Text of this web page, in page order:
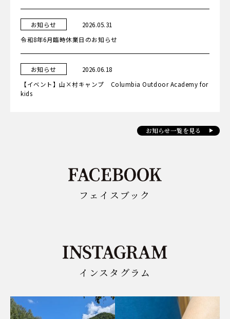
お知らせ
テ
ゴ
リ
2026.05.31
令和8年6月臨時休業日のお知らせ
お知らせ
テ
ゴ
リ
2026.06.18日
【イベント】山×村キャンプ Columbia Outdoor Academy for
kids
お知らせ一覧を見る
フェイスブック
インスタグラム